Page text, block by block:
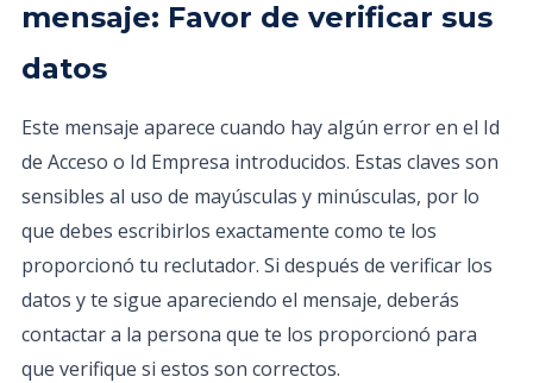
mensaje: Favor de verificar sus
datos
Este mensaje aparece cuando hay algún error en el Id
de Acceso o Id Empresa introducidos. Estas claves son
sensibles al uso de mayúsculas y minúsculas, por lo
que debes escribirlos exactamente como te los
proporcionó tu reclutador. Si después de verificar los
datos y te sigue apareciendo el mensaje, deberás
contactar a la persona que te los proporcionó para
que verifique si estos son correctos.